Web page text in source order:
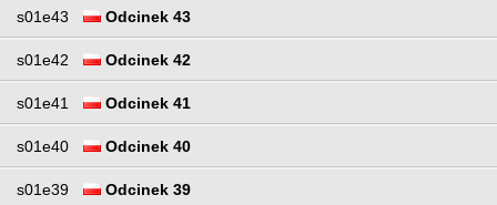
s01e43 Odcinek 43
s01e42 Odcinek 42
s01e41 Odcinek 41
s01e40 Odcinek 40
s01e39 Odcinek 39